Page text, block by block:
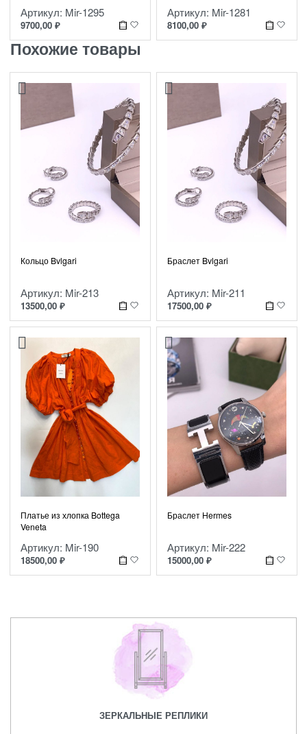
Артикул: Mir-1295
9700,00 ₽
Артикул: Mir-1281
8100,00 ₽
Похожие товары
Кольцо Bvlgari
Артикул: Mir-213
13500,00 ₽
Браслет Bvlgari
Артикул: Mir-211
17500,00 ₽
Платье из хлопка Bottega
Veneta
Артикул: Mir-190
18500,00 ₽
Браслет Hermes
Артикул: Mir-222
15000,00 ₽
ЗЕРКАЛЬНЫЕ РЕПЛИКИ